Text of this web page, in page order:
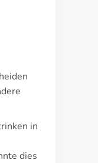
in
dies